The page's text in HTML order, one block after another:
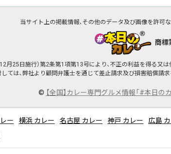
当サイト上の掲載情報、その他のデータ及び画像を許可
商標
月25日施行）第2条第1項第13号により、不正の利益を得る又
しては、弊社より顧問弁護士を通じて差止請求及び損害賠償請
© 【全国】カレー専門グルメ情報「#本日の
ー 横浜 カレー 名古屋 カレー 神戸 カレー 広島